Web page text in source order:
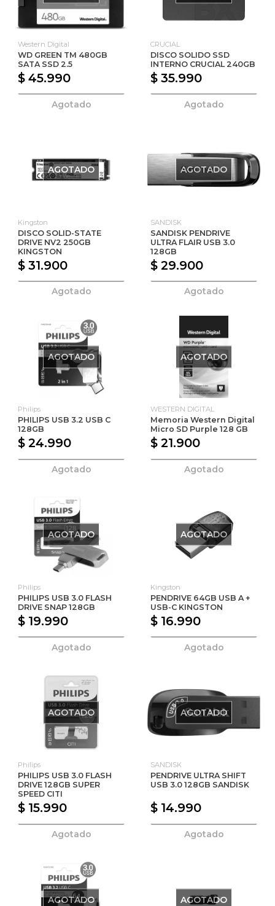
Western Digital
WD GREEN TM 480GB
SATA SSD 2.5
$ 45.990
Agotado
CRUCIAL
DISCO SOLIDO SSD
INTERNO CRUCIAL 240GB
$ 35.990
Agotado
AGOTADO
Kingston
DISCO SOLID-STATE
DRIVE NV2 250GB
KINGSTON
$ 31.900
Agotado
AGOTADO
SANDISK
SANDISK PENDRIVE
ULTRA FLAIR USB 3.0
128GB
$ 29.900
Agotado
AGOTADO
Philips
PHILIPS USB 3.2 USB C
128GB
$ 24.990
Agotado
AGOTADO
WESTERN DIGITAL
Memoria Western Digital
Micro SD Purple 128 GB
$ 21.900
Agotado
AGOTADO
Philips
PHILIPS USB 3.0 FLASH
DRIVE SNAP 128GB
$ 19.990
Agotado
AGOTADO
Kingston
PENDRIVE 64GB USB A +
USB-C KINGSTON
$ 16.990
Agotado
AGOTADO
Philips
PHILIPS USB 3.0 FLASH
DRIVE 128GB SUPER
SPEED CITI
$ 15.990
Agotado
AGOTADO
SANDISK
PENDRIVE ULTRA SHIFT
USB 3.0 128GB SANDISK
$ 14.990
Agotado
AGOTADO AGOTADO